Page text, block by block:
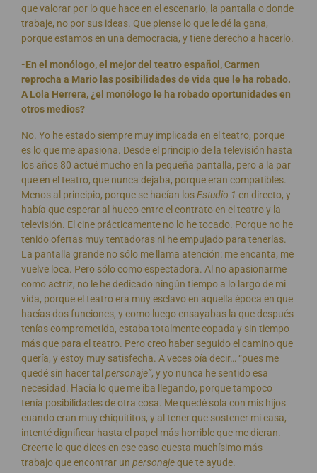
que valorar por lo que hace en el escenario, la pantalla o donde
trabaje, no por sus ideas. Que piense lo que le dé la gana,
porque estamos en una democracia, y tiene derecho a hacerlo.
-En el monólogo, el mejor del teatro español, Carmen
reprocha a Mario las posibilidades de vida que le ha robado.
A Lola Herrera, ¿el monólogo le ha robado oportunidades en
otros medios?
No. Yo he estado siempre muy implicada en el teatro, porque
es lo que me apasiona. Desde el principio de la televisión hasta
los años 80 actué mucho en la pequeña pantalla, pero a la par
que en el teatro, que nunca dejaba, porque eran compatibles.
Menos al principio, porque se hacían losEstudio 1 en directo, y
había que esperar al hueco entre el contrato en el teatro y la
televisión. El cine prácticamente no lo he tocado. Porque no he
tenido ofertas muy tentadoras ni he empujado para tenerlas.
La pantalla grande no sólo me llama atención: me encanta; me
vuelve loca. Pero sólo como espectadora. Al no apasionarme
como actriz, no le he dedicado ningún tiempo a lo largo de mi
vida, porque el teatro era muy esclavo en aquella época en que
hacías dos funciones, y como luego ensayabas la que después
tenías comprometida, estaba totalmente copada y sin tiempo
más que para el teatro. Pero creo haber seguido el camino que
quería, y estoy muy satisfecha. A veces oía decir… “pues me
quedé sin hacer tal personaje”, y yo nunca he sentido esa
necesidad. Hacía lo que me iba llegando, porque tampoco
tenía posibilidades de otra cosa. Me quedé sola con mis hijos
cuando eran muy chiquititos, y al tener que sostener mi casa,
intenté dignificar hasta el papel más horrible que me dieran.
Creerte lo que dices en ese caso cuesta muchísimo más
trabajo que encontrar un personajeque te ayude.